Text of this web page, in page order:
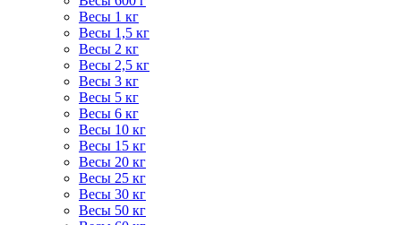
Весы 1 кг
Весы 1,5 кг
Весы 2 кг
Весы 2,5 кг
Весы 3 кг
Весы 5 кг
Весы 6 кг
Весы 10 кг
Весы 15 кг
Весы 20 кг
Весы 25 кг
Весы 30 кг
Весы 50 кг